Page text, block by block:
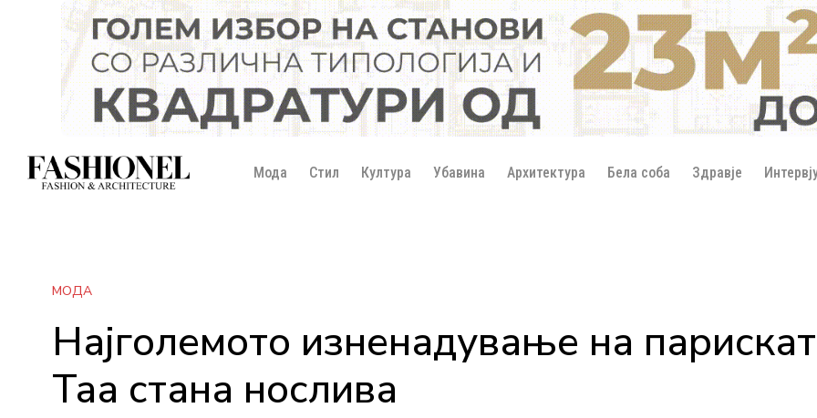
Мода Стил Култура Убавина Архитектура Бела соба Здравје
МОДА
Најголемото изненадување на
Таа стана нослива